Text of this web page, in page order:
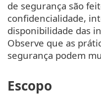
de segurança são
confidencialidade,
disponibilidade das
Observe que as
segurança podem
Escopo